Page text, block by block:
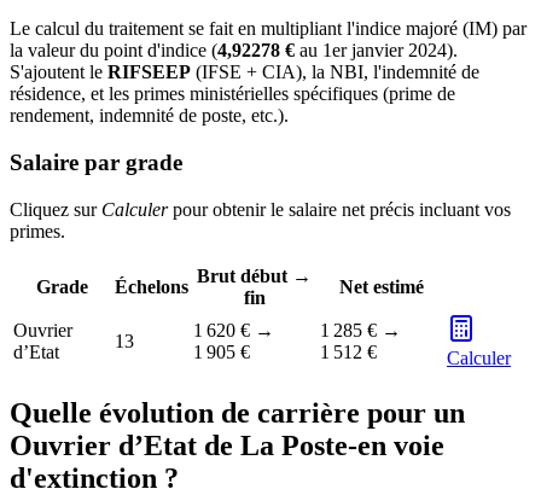
Le calcul du traitement se fait en multipliant l'indice majoré (IM) par
la valeur du point d'indice (4,92278 € au 1er janvier 2024).
S'ajoutent le RIFSEEP (IFSE + CIA), la NBI, l'indemnité de
résidence, et les primes ministérielles spécifiques (prime de
rendement, indemnité de poste, etc.).
Salaire par grade
Cliquez sur Calculerpour obtenir le salaire net précis incluant vos
primes.
Grade Échelons
Brut début →
fin
Net estimé
Ouvrier
d’Etat
13
1 620 € →
1 905 €
1 285 € →
1 512 €
Calculer
Quelle évolution de carrière pour un
Ouvrier d’Etat de La Poste-en voie
d'extinction ?